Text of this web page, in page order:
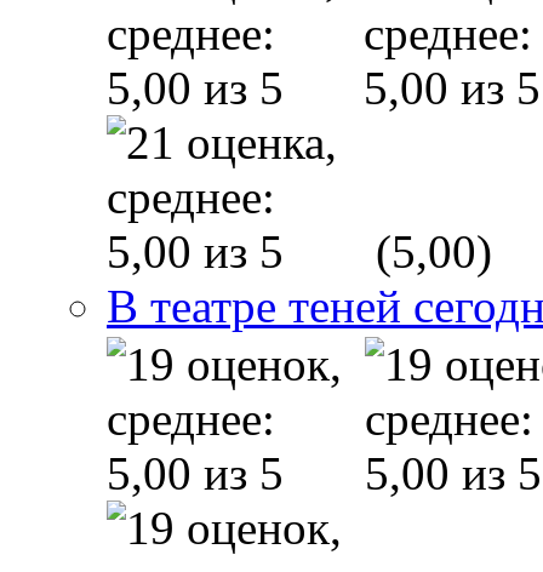
(5,00)
В театре теней